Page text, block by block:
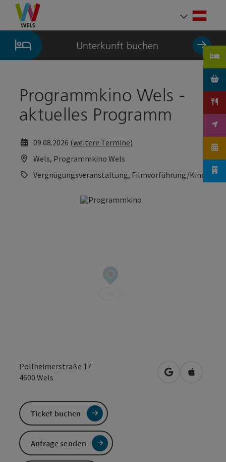
Zum Inhalt
Zur Navigation
Zum Seitenanfang
Unterkunft buchen
Programmkino Wels -
aktuelles Programm
09.08.2026 (weitere Termine)
Wels, Programmkino Wels
Vergnügungsveranstaltung, Filmvorführung/Kino
Pollheimerstraße 17
4600 Wels in Googlein Apple
Ticket buchen
Anfrage senden